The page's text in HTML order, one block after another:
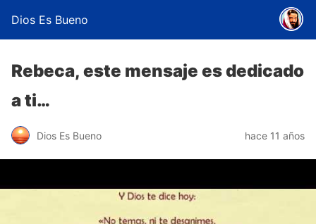
Dios Es Bueno
Rebeca, este mensaje es dedicado
a ti…
Dios Es Bueno hace 11 años